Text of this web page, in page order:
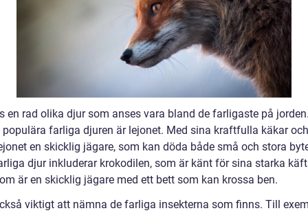
en rad olika djur som anses vara bland de farligaste på
populära farliga djuren är lejonet. Med sina kraftfulla käkar
en skicklig jägare, som kan döda både små och stora
djur inkluderar krokodilen, som är känt för sina starka
är en skicklig jägare med ett bett som kan krossa ben.
viktigt att nämna de farliga insekterna som finns. Till